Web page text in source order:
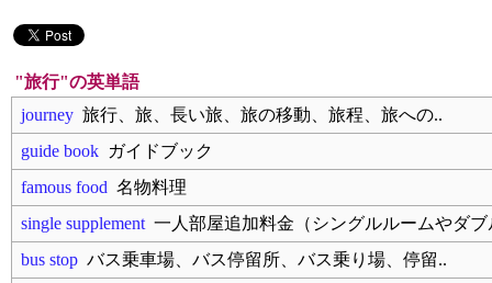
"旅行"の英単語
journey 旅行、旅、長い旅、旅の移動、旅程、旅への..
guide book ガイドブック
famous food 名物料理
single supplement 一人部屋追加料金（シングルルームやダブ
bus stop バス乗車場、バス停留所、バス乗り場、停留..